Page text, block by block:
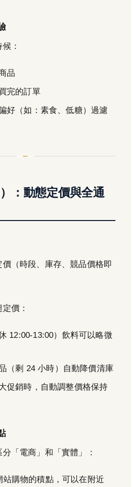
：
品
完的訂單
好（如：素食、低糖）過濾
：動態定價與全通
（時段、庫存、競品價格即
價：
12:00-13:00）飲料可以略微
（剩 24 小時）自動降價清庫
促銷時，自動調整價格保持
「電商」和「實體」：
站購物的積點，可以在附近